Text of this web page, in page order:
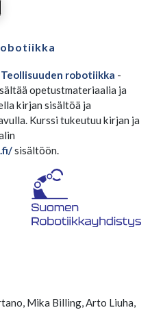
Teollisuuden robotiikka -
opetustmateriaalia ja
kirjan sisältöä ja
Kurssi tukeutuu kirjan ja
sisältöön.
Mika Billing, Arto Liuha,